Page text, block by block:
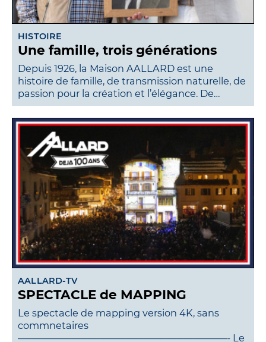
HISTOIRE
Une famille, trois générations
Depuis 1926, la Maison AALLARD est une
histoire de famille, de transmission naturelle, de
passion pour la création et l’élégance. De…
AALLARD-TV
SPECTACLE de MAPPING
Le spectacle de mapping version 4K, sans
commnetaires
——————————————————————- Le